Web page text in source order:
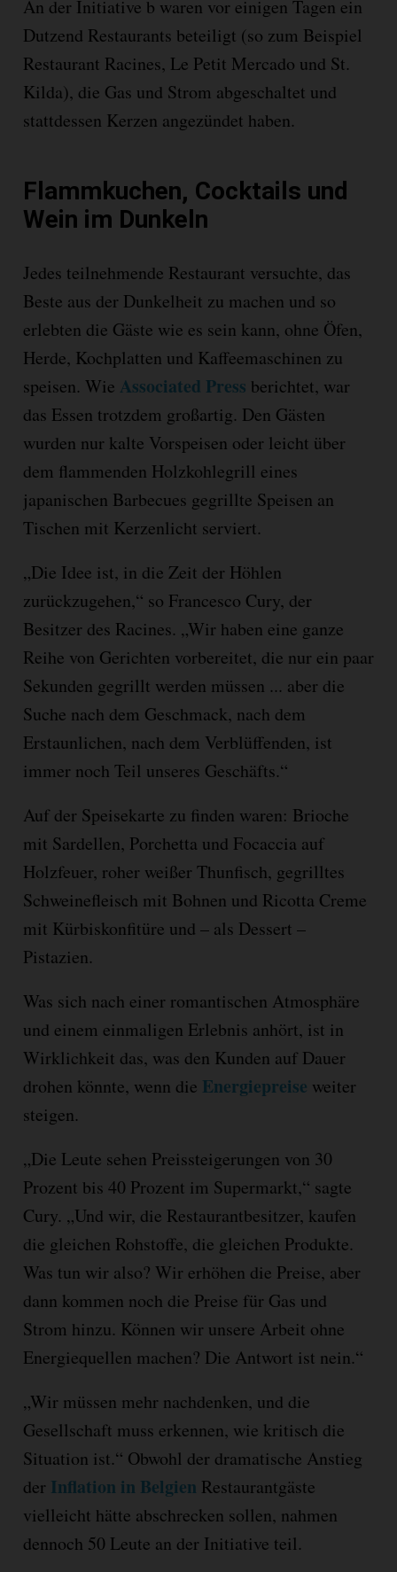
An der Initiative b waren vor einigen Tagen ein
Dutzend Restaurants beteiligt (so zum Beispiel
Restaurant Racines, Le Petit Mercado und St.
Kilda), die Gas und Strom abgeschaltet und
stattdessen Kerzen angezündet haben.
Flammkuchen, Cocktails und
Wein im Dunkeln
Jedes teilnehmende Restaurant versuchte, das
Beste aus der Dunkelheit zu machen und so
erlebten die Gäste wie es sein kann, ohne Öfen,
Herde, Kochplatten und Kaffeemaschinen zu
speisen. Wie Associated Press berichtet, war
das Essen trotzdem großartig. Den Gästen
wurden nur kalte Vorspeisen oder leicht über
dem flammenden Holzkohlegrill eines
japanischen Barbecues gegrillte Speisen an
Tischen mit Kerzenlicht serviert.
„Die Idee ist, in die Zeit der Höhlen
zurückzugehen,“ so Francesco Cury, der
Besitzer des Racines. „Wir haben eine ganze
Reihe von Gerichten vorbereitet, die nur ein paar
Sekunden gegrillt werden müssen ... aber die
Suche nach dem Geschmack, nach dem
Erstaunlichen, nach dem Verblüffenden, ist
immer noch Teil unseres Geschäfts.“
Auf der Speisekarte zu finden waren: Brioche
mit Sardellen, Porchetta und Focaccia auf
Holzfeuer, roher weißer Thunfisch, gegrilltes
Schweinefleisch mit Bohnen und Ricotta Creme
mit Kürbiskonfitüre und – als Dessert –
Pistazien.
Was sich nach einer romantischen Atmosphäre
und einem einmaligen Erlebnis anhört, ist in
Wirklichkeit das, was den Kunden auf Dauer
drohen könnte, wenn die Energiepreise weiter
steigen.
„Die Leute sehen Preissteigerungen von 30
Prozent bis 40 Prozent im Supermarkt,“ sagte
Cury. „Und wir, die Restaurantbesitzer, kaufen
die gleichen Rohstoffe, die gleichen Produkte.
Was tun wir also? Wir erhöhen die Preise, aber
dann kommen noch die Preise für Gas und
Strom hinzu. Können wir unsere Arbeit ohne
Energiequellen machen? Die Antwort ist nein.“
„Wir müssen mehr nachdenken, und die
Gesellschaft muss erkennen, wie kritisch die
Situation ist.“ Obwohl der dramatische Anstieg
der Inflation in Belgien Restaurantgäste
vielleicht hätte abschrecken sollen, nahmen
dennoch 50 Leute an der Initiative teil.